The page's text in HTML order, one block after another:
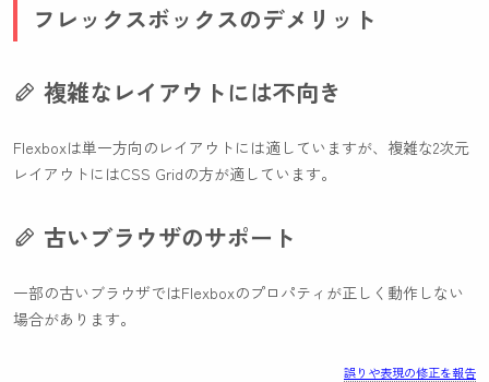
フレックスボックスのデメリット
複雑なレイアウトには不向き
Flexboxは単一方向のレイアウトには適していますが、複雑な2次元
レイアウトにはCSS Gridの方が適しています。
古いブラウザのサポート
一部の古いブラウザではFlexboxのプロパティが正しく動作しない
場合があります。
誤りや表現の修正を報告